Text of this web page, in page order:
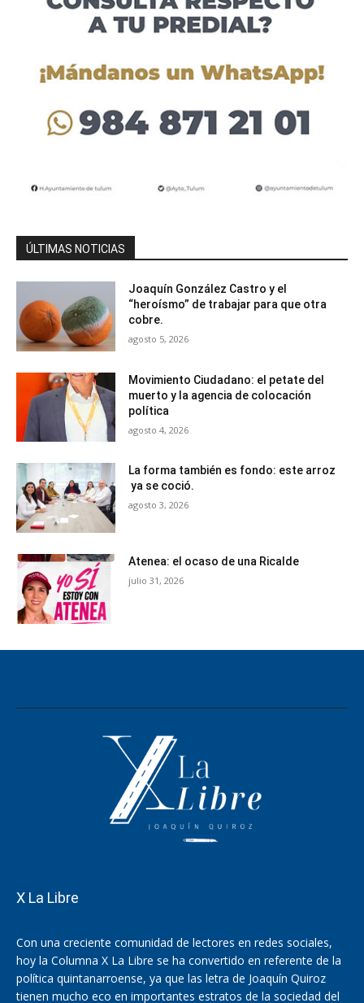
ÚLTIMAS NOTICIAS
Joaquín González Castro y el
“heroísmo” de trabajar para que otra
cobre.
agosto 5, 2026
Movimiento Ciudadano: el petate del
muerto y la agencia de colocación
política
agosto 4, 2026
La forma también es fondo: este arroz
ya se coció.
agosto 3, 2026
Atenea: el ocaso de una Ricalde
julio 31, 2026
X La Libre
Con una creciente comunidad de lectores en redes sociales,
hoy la Columna X La Libre se ha convertido en referente de la
política quintanarroense, ya que las letra de Joaquín Quiroz
tienen mucho eco en importantes estratos de la sociedad del